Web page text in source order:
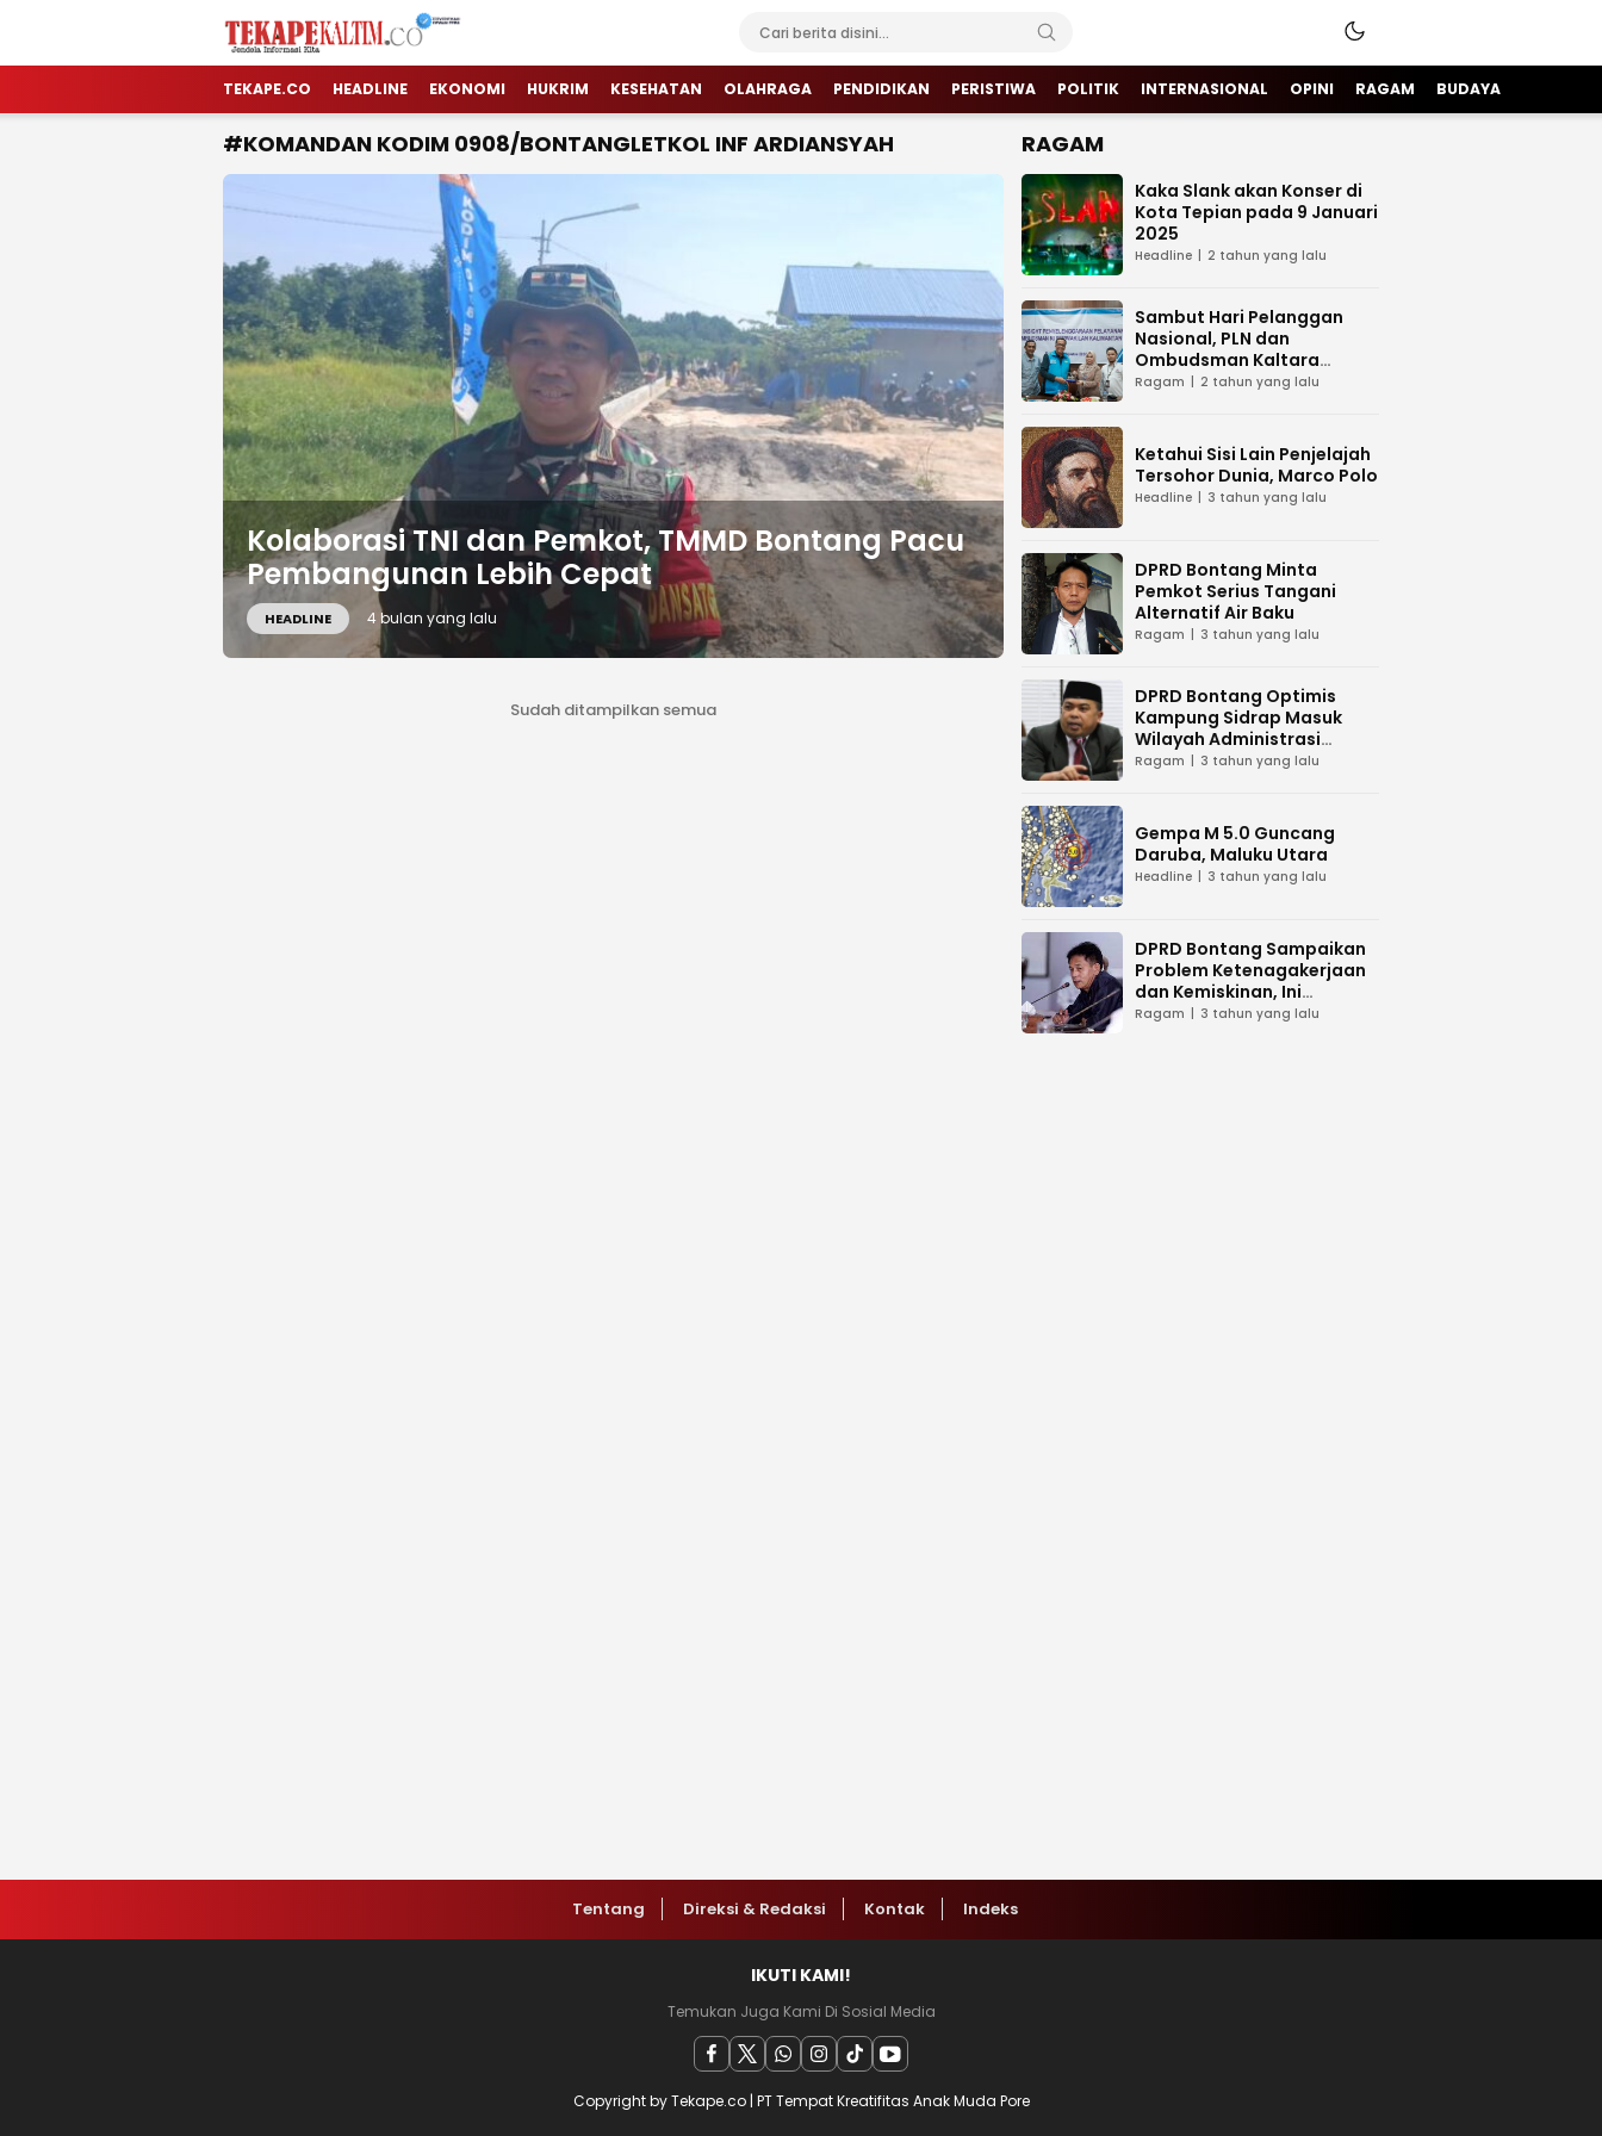
TEKAPE KALTIM
Jendela Informasi Kita
TEKAPE.CO HEADLINE EKONOMI HUKRIM KESEHATAN OLAHRAGA PENDIDIKAN PERISTIWA POLITIK INTERNASIONAL OPINI RAGAM BUDAYA
#KOMANDAN KODIM 0908/BONTANGLETKOL INF ARDIANSYAH
Kolaborasi TNI dan Pemkot, TMMD Bontang Pacu
Pembangunan Lebih Cepat
HEADLINE 4 bulan yang lalu
Sudah ditampilkan semua
RAGAM
Kaka Slank akan Konser di
Kota Tepian pada 9 Januari
2025
Headline 2 tahun yang lalu
Sambut Hari Pelanggan
Nasional, PLN dan
Ombudsman Kaltara
Sinergi Tingkatkan Layanan
Ragam 2 tahun yang lalu
Ketahui Sisi Lain Penjelajah
Tersohor Dunia, Marco Polo
Headline 3 tahun yang lalu
DPRD Bontang Minta
Pemkot Serius Tangani
Alternatif Air Baku
Ragam 3 tahun yang lalu
DPRD Bontang Optimis
Kampung Sidrap Masuk
Wilayah Administrasi
Bontang
Ragam 3 tahun yang lalu
Gempa M 5.0 Guncang
Daruba, Maluku Utara
Headline 3 tahun yang lalu
DPRD Bontang Sampaikan
Problem Ketenagakerjaan
dan Kemiskinan, Ini
Tanggapan Wawali Kota
Ragam 3 tahun yang lalu
Tentang Direksi & Redaksi Kontak Indeks
IKUTI KAMI!
Temukan Juga Kami Di Sosial Media
Copyright by Tekape.co | PT Tempat Kreatifitas Anak Muda Pore